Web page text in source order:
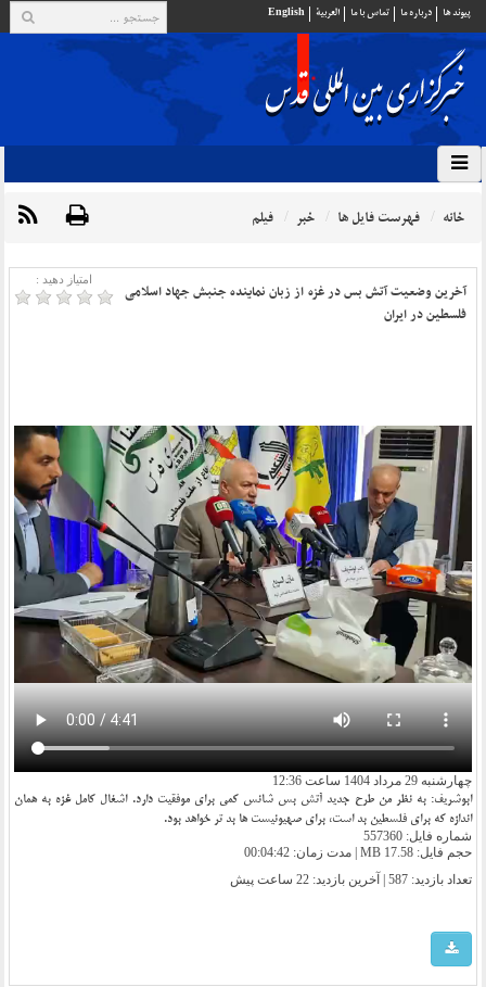
پيوند ها درباره ما تماس با ما العربية English
خانه فهرست فایل ها خبر فیلم
امتیاز دهید :
آخرین وضعیت آتش بس در غزه از زبان نماینده جنبش جهاد اسلامی
فلسطین در ایران
چهارشنبه 29 مرداد 1404 ساعت 12:36
ابوشریف: به نظر من طرح جدید آتش بس شانس کمی برای موفقیت دارد. اشغال کامل غزه به همان
اندازه که برای فلسطین بد است، برای صهیونیست ها بد تر خواهد بود.
شماره فایل: 557360
حجم فایل: 17.58 MB | مدت زمان: 00:04:42
تعداد بازدید: 587 | آخرین بازدید:
22 ساعت پیش